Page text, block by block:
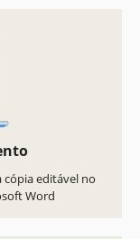
cópia editável no
Word